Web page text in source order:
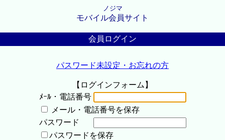
ノジマ
モバイル会員サイト
会員ログイン
パスワード未設定・お忘れの方
【ログインフォーム】
ﾒｰﾙ・電話番号
メール・電話番号を保存
パスワード
パスワードを保存